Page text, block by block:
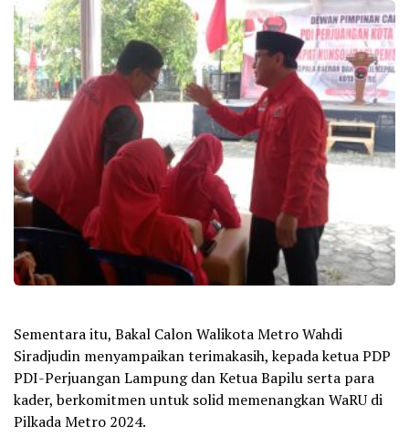
Sementara itu, Bakal Calon Walikota Metro Wahdi
Siradjudin menyampaikan terimakasih, kepada ketua PDP
PDI-Perjuangan Lampung dan Ketua Bapilu serta para
kader, berkomitmen untuk solid memenangkan WaRU di
Pilkada Metro 2024.